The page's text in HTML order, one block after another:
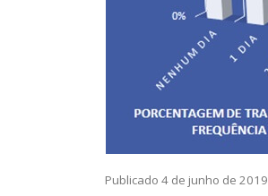
Publicado 4 de junho de 2019